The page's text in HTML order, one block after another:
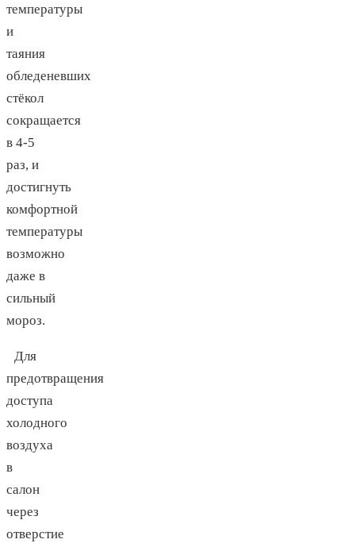
температуры
и
таяния
обледеневших
стёкол
сокращается
в 4-5
раз, и
достигнуть
комфортной
температуры
возможно
даже в
сильный
мороз.
Для
предотвращения
доступа
холодного
воздуха
в
салон
через
отверстие